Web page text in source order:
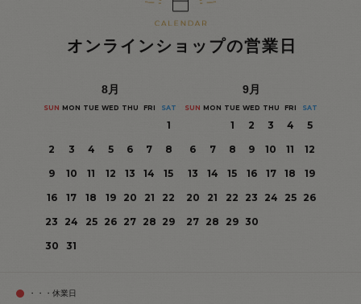
オンラインショップの営業日
8月
SUN MON TUE WED THU FRI SAT
1
2
3 4 5 6 7
8
9
10 11 12 13 14
15
16
17 18 19 20 21
22
23
24 25 26 27 28 29
30
31
9月
SUN MON TUE WED THU FRI SAT
1 2 3 4
5
6
7 8 9 10 11
12
13
14 15 16 17 18
19
20
21 22 23 24 25
26
27 28 29 30
・・・休業日